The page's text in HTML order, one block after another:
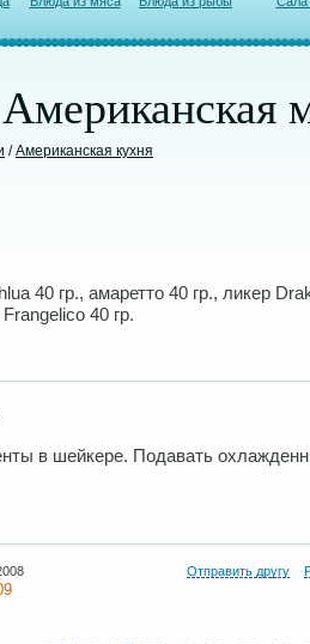
/Американская кухня
40 гр., амаретто 40 гр., ликер
40 гр.
в шейкере. Подавать
Отправить другу